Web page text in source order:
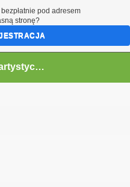
lakiernictwo artystyczne
pod adresem
stronę?